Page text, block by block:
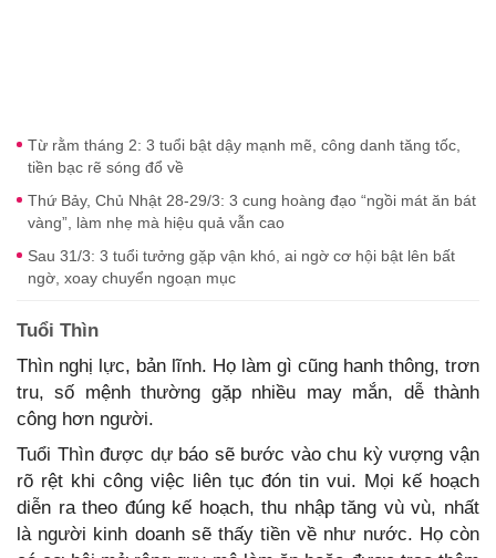
Từ rằm tháng 2: 3 tuổi bật dậy mạnh mẽ, công danh tăng tốc,
tiền bạc rẽ sóng đổ về
Thứ Bảy, Chủ Nhật 28-29/3: 3 cung hoàng đạo “ngồi mát ăn bát
vàng”, làm nhẹ mà hiệu quả vẫn cao
Sau 31/3: 3 tuổi tưởng gặp vận khó, ai ngờ cơ hội bật lên bất
ngờ, xoay chuyển ngoạn mục
Tuổi Thìn
Thìn nghị lực, bản lĩnh. Họ làm gì cũng hanh thông, trơn
tru, số mệnh thường gặp nhiều may mắn, dễ thành
công hơn người.
Tuổi Thìn được dự báo sẽ bước vào chu kỳ vượng vận
rõ rệt khi công việc liên tục đón tin vui. Mọi kế hoạch
diễn ra theo đúng kế hoạch, thu nhập tăng vù vù, nhất
là người kinh doanh sẽ thấy tiền về như nước. Họ còn